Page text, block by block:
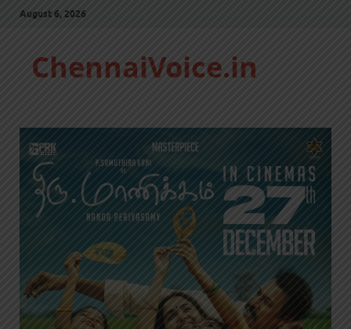
August 6, 2026
ChennaiVoice.in